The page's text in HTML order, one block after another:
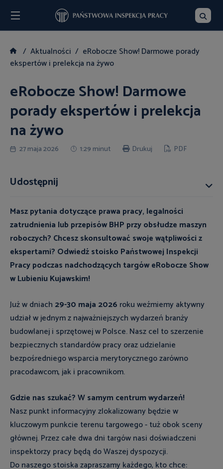
Aktualności
eRobocze Show! Darmowe porady
ekspertów i prelekcja na żywo
eRobocze Show! Darmowe
porady ekspertów i prelekcja
na żywo
27 maja 2026 1:29 minut Drukuj PDF
Masz pytania dotyczące prawa pracy, legalności
zatrudnienia lub przepisów BHP przy obsłudze maszyn
roboczych? Chcesz skonsultować swoje wątpliwości z
ekspertami? Odwiedź stoisko Państwowej Inspekcji
Pracy podczas nadchodzących targów eRobocze Show
w Lubieniu Kujawskim!
Już w dniach 29-30 maja 2026 roku weźmiemy aktywny
udział w jednym z najważniejszych wydarzeń branży
budowlanej i sprzętowej w Polsce. Nasz cel to szerzenie
bezpiecznych standardów pracy oraz udzielanie
bezpośredniego wsparcia merytorycznego zarówno
pracodawcom, jak i pracownikom.
Gdzie nas szukać? W samym centrum wydarzeń!
Nasz punkt informacyjny zlokalizowany będzie w
kluczowym punkcie terenu targowego - tuż obok sceny
głównej. Przez całe dwa dni targów nasi doświadczeni
inspektorzy pracy będą do Waszej dyspozycji.
Do naszego stoiska zapraszamy każdego, kto chce:
Udostępnij
Szukaj